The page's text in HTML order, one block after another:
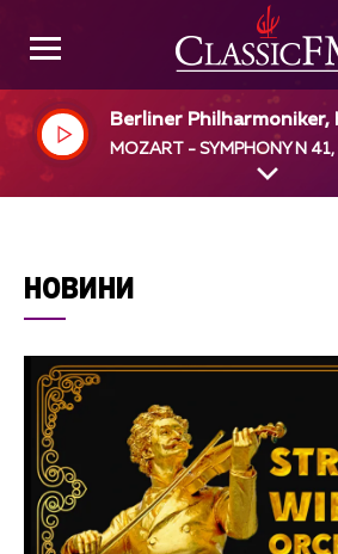
Berliner Philharmoniker,
MOZART - SYMPHONY N 41,
НОВИНИ